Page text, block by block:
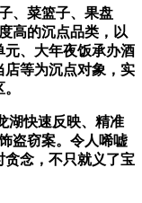
、菜篮子、果盘
高的沉点品类，以
元、大年夜饭承办酒
店等为沉点对象，实
快速反映、精准
盗窃案。令人唏嘘
贪念，不只就义了宝